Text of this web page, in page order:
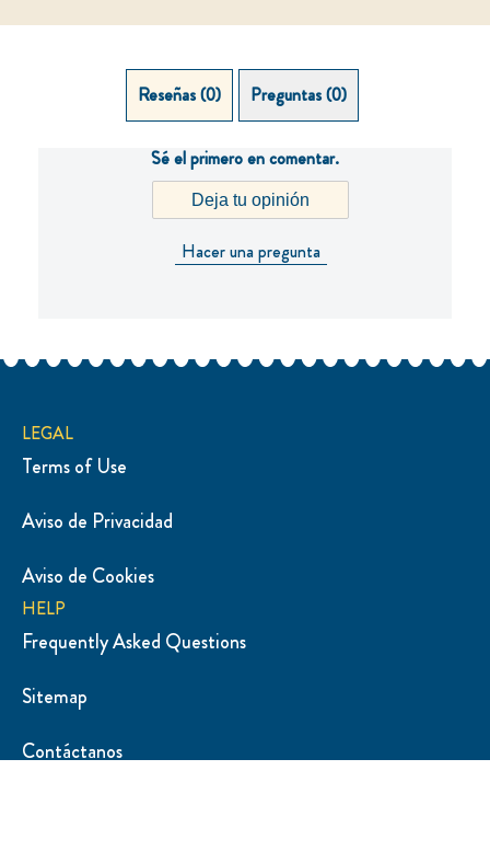
Reseñas (0) Preguntas (0)
Sé el primero en comentar.
Deja tu opinión
Hacer una pregunta
LEGAL
Terms of Use
Aviso de Privacidad
Aviso de Cookies
HELP
Frequently Asked Questions
Sitemap
Contáctanos